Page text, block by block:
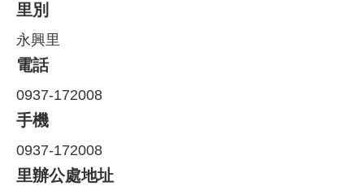
里別
永興里
電話
0937-172008
手機
0937-172008
里辦公處地址